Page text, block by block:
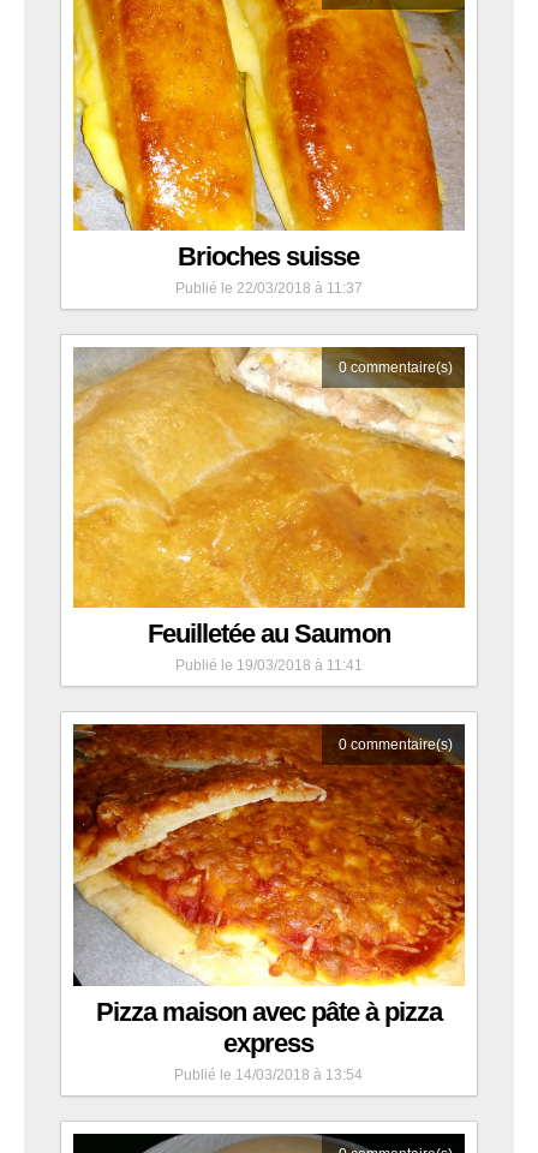
Brioches suisse
Publié le 22/03/2018 à 11:37
0commentaire(s)
Feuilletée au Saumon
Publié le 19/03/2018 à 11:41
0 commentaire(s)
Pizza maison avec pâte à pizza
express
Publié le 14/03/2018 à 13:54